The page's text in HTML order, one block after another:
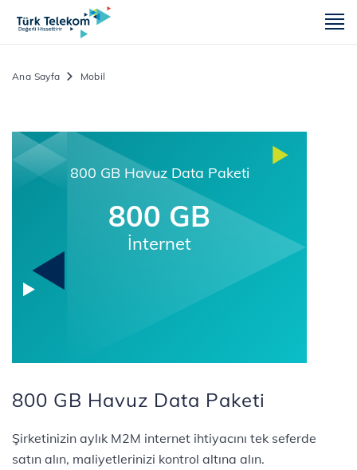
Ana Sayfa Mobil
800 GB Havuz Data Paketi
800 GB
İnternet
800 GB Havuz Data Paketi
Şirketinizin aylık M2M internet ihtiyacını tek seferde
satın alın, maliyetlerinizi kontrol altına alın.